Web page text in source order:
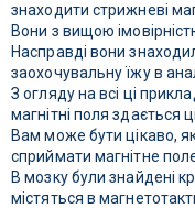
знаходити стрижневі
Вони з вищою
Насправді вони
заохочувальну їжу в
З огляду на всі ці
магнітні поля здається
Вам може бути цікаво,
сприймати магнітне
В мозку були знайдені
містяться в